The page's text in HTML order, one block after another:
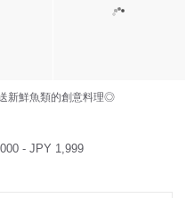
新鮮魚類的創意料理◎
- JPY 1,999